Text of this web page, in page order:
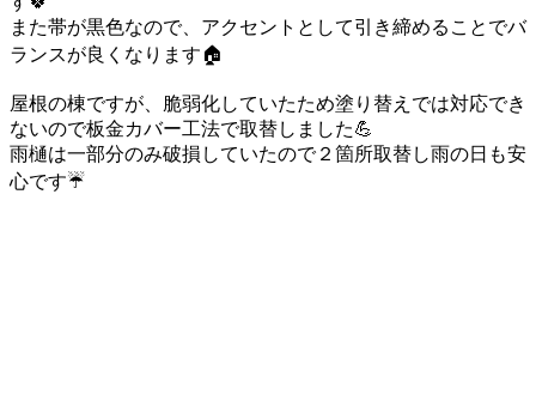
また帯が黒色なので、アクセントとして引き締めることでバ
ランスが良くなります🏠
屋根の棟ですが、脆弱化していたため塗り替えでは対応でき
ないので板金カバー工法で取替しました💪
雨樋は一部分のみ破損していたので２箇所取替し雨の日も安
心です☔️